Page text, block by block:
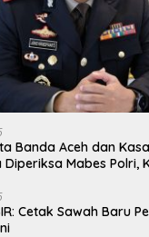
Banda Aceh dan
Diperiksa Mabes Polri,
Cetak Sawah Baru